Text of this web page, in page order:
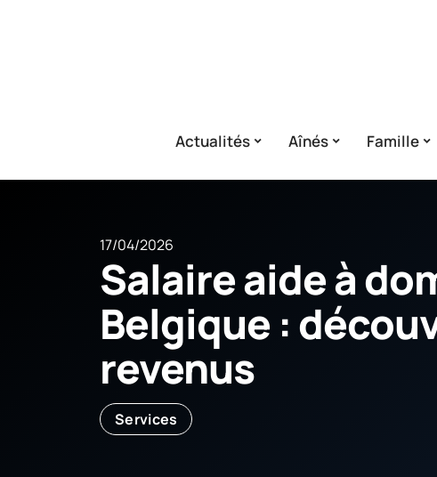
Actualités Aînés Famille
17/04/2026
Salaire aide à
Belgique :
revenus
Services